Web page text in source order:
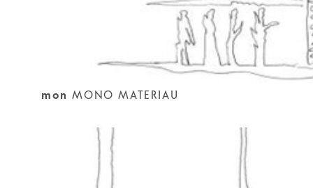
mon MONO MATERIAU